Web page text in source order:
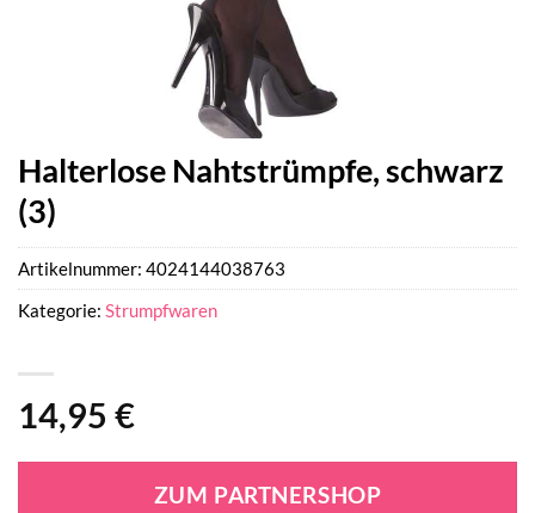
Halterlose Nahtstrümpfe, schwarz
(3)
14,95 €
ZUM PARTNERSHOP
Artikelnummer: 4024144038763
Kategorie: Strumpfwaren